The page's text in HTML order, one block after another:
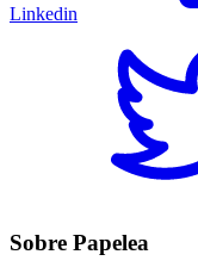
Linkedin
Sobre Papelea